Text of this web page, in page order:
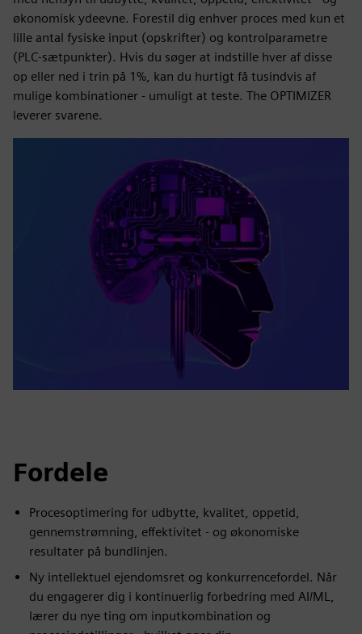
økonomisk ydeevne. Forestil dig enhver proces med kun et
lille antal fysiske input (opskrifter) og kontrolparametre
(PLC-sætpunkter). Hvis du søger at indstille hver af disse
op eller ned i trin på 1%, kan du hurtigt få tusindvis af
mulige kombinationer - umuligt at teste. The OPTIMIZER
leverer svarene.
Fordele
Procesoptimering for udbytte, kvalitet, oppetid,
gennemstrømning, effektivitet - og økonomiske
resultater på bundlinjen.
Ny intellektuel ejendomsret og konkurrencefordel. Når
du engagerer dig i kontinuerlig forbedring med AI/ML,
lærer du nye ting om inputkombination og